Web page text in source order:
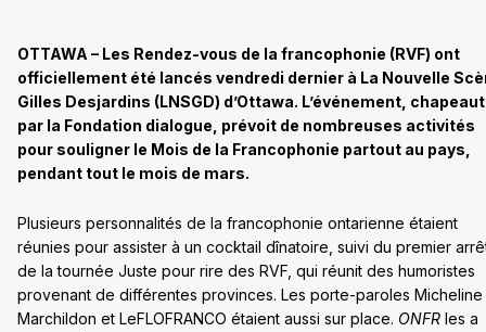
OTTAWA – Les Rendez-vous de la francophonie (RVF) ont
officiellement été lancés vendredi dernier à La Nouvelle
Gilles Desjardins (LNSGD) d’Ottawa. L’événement,
par la Fondation dialogue, prévoit de nombreuses activités
pour souligner le Mois de la Francophonie partout au pays,
pendant tout le mois de mars.
Plusieurs personnalités de la francophonie ontarienne étaient
réunies pour assister à un cocktail dînatoire, suivi du premier
de la tournée Juste pour rire des RVF, qui réunit des humoristes
provenant de différentes provinces. Les porte-paroles Micheline
Marchildon et LeFLOFRANCO étaient aussi sur place. ONFR les a